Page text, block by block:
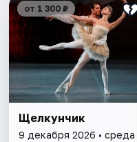
от 1 300 ₽
Щелкунчик
9 декабря 2026 • среда